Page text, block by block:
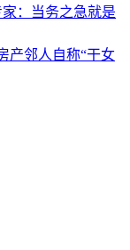
：当务之急就是
产邻人自称“干女